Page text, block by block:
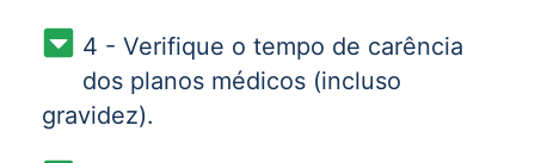
4 - Verifique o tempo de carência
dos planos médicos (incluso
gravidez).